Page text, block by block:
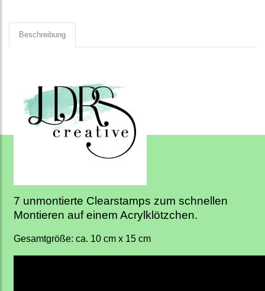
Beschreibung
7 unmontierte Clearstamps zum schnellen
Montieren auf einem Acrylklötzchen.
Gesamtgröße: ca. 10 cm x 15 cm